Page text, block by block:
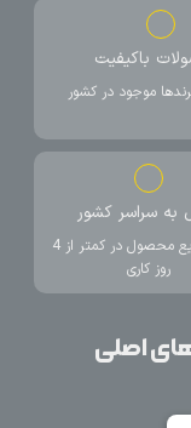
باکیفیت
موجود در کشور
به سراسر کشور
ارسال سریع محصول در کمتر از 4
روز کاری
اصلی